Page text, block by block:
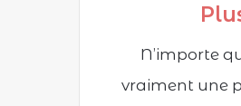
N’importe
vraiment une